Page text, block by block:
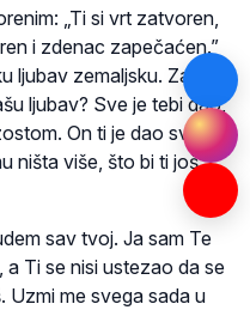
„Ti si vrt zatvoren,
i zdenac zapečaćen.”
ljubav zemaljsku. Zar
ljubav? Sve je tebi dao,
On ti je dao svu
ništa više, što bi ti još
sav tvoj. Ja sam Te
Ti se nisi ustezao da se
Uzmi me svega sada u